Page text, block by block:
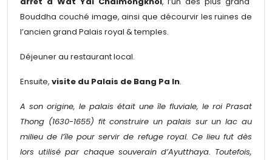
Bouddha couché image, ainsi que décourvir les ruines de
l’ancien grand Palais royal & temples.
Déjeuner au restaurant local.
Ensuite, visite du Palais de Bang Pa In.
A son origine, le palais était une île fluviale, le roi Prasat
Thong (1630-1655) fit construire un palais sur un lac au
milieu de l’île pour servir de refuge royal. Ce lieu fut dès
lors utilisé par chaque souverain d’Ayutthaya. Toutefois,